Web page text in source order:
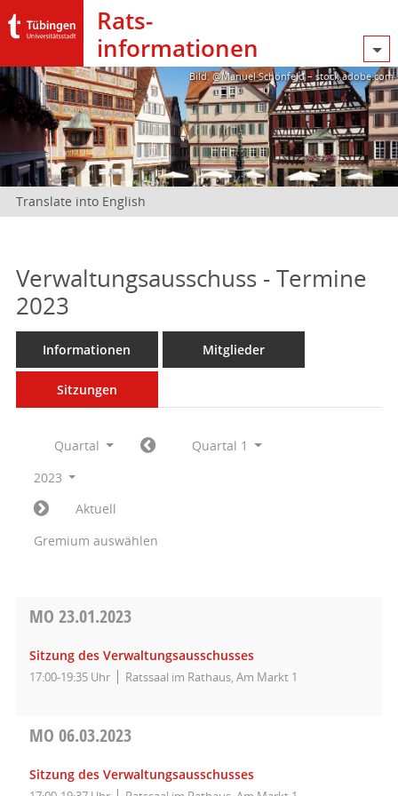
Rats­
informationen
Bild: @Manuel Schönfeld – stock.adobe.com
Translate into English
Verwaltungsausschuss - Termine
2023
Informationen Mitglieder
Sitzungen
Quartal
Quartal 1
2023
Aktuell
Gremium auswählen
MO 23.01.2023
Sitzung des Verwaltungsausschusses
17:00-19:35 Uhr Ratssaal im Rathaus, Am Markt 1
MO 06.03.2023
Sitzung des Verwaltungsausschusses